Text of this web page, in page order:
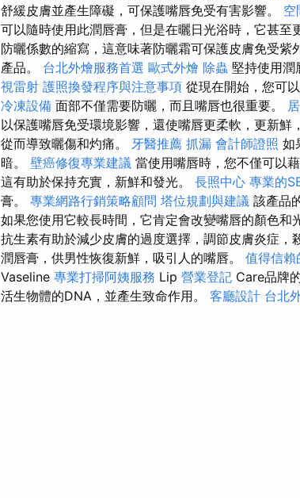
舒緩皮膚並產生障礙，可保護嘴唇免受有害影響。 空
可以隨時使用此潤唇膏，但是在曬日光浴時，它甚至
防曬係數的縮寫，這意味著防曬霜可保護皮膚免受
產品。 台北外燴服務首選 歐式外燴 除蟲 堅持使用潤
視雷射 護照換發程序與注意事項 從現在開始，您可
冷凍設備 面部不僅需要防曬，而且嘴唇也很重要。
以保護嘴唇免受環境影響，還使嘴唇更柔軟，更新鮮
從而導致曬傷和灼痛。 牙醫推薦 抓漏 會計師證照 如
暗。 壁癌修復專業建議 當使用嘴唇時，您不僅可以藉
這有助於保持充實，新鮮和發光。 長照中心 專業的
膏。 專業網路行銷策略顧問 塔位規劃與建議 該產品
如果您使用它較長時間，它肯定會改變嘴唇的顏色和
抗生素有助於減少皮膚的過度選擇，調節皮膚炎症，
潤唇膏，供男性恢復新鮮，吸引人的嘴唇。 值得信賴
Vaseline 專業打掃阿姨服務 Lip 營業登記 Care品牌
活生物體的DNA，並產生致命作用。 客廳設計 台北